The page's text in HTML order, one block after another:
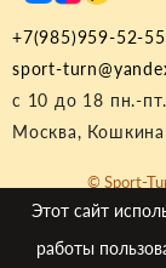
+7(985)959-52-55
sport-
с 10 до 18 пн.-пт.
Москва,
© Sport-
Этот сайт
работы